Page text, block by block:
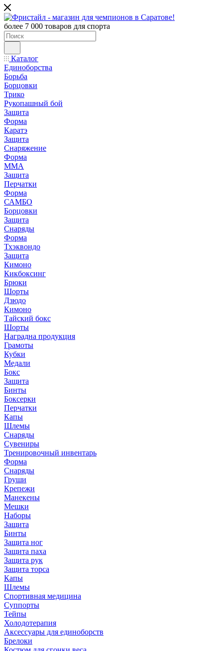
более 7 000 товаров для спорта
Каталог
Единоборства
Борьба
Борцовки
Трико
Рукопашный бой
Защита
Форма
Каратэ
Защита
Снаряжение
Форма
ММА
Защита
Перчатки
Форма
САМБО
Борцовки
Защита
Снаряды
Форма
Тхэквондо
Защита
Кимоно
Кикбоксинг
Брюки
Шорты
Дзюдо
Кимоно
Тайский бокс
Шорты
Наградна продукция
Грамоты
Кубки
Медали
Бокс
Защита
Бинты
Боксерки
Перчатки
Капы
Шлемы
Снаряды
Сувениры
Тренировочный инвентарь
Форма
Снаряды
Груши
Крепежи
Манекены
Мешки
Наборы
Защита
Бинты
Защита ног
Защита паха
Защита рук
Защита торса
Капы
Шлемы
Спортивная медицина
Суппорты
Тейпы
Холодотерапия
Аксессуары для единоборств
Брелоки